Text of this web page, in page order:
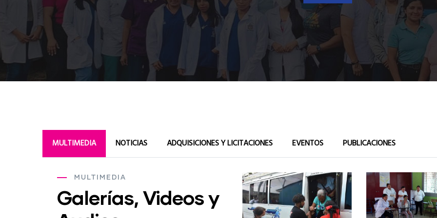
MULTIMEDIA NOTICIAS ADQUISICIONES Y LICITACIONES EVENTOS PUBLICACIONES
MULTIMEDIA
Galerías, Videos y